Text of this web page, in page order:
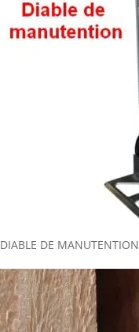
DIABLE DE MANUTENTION